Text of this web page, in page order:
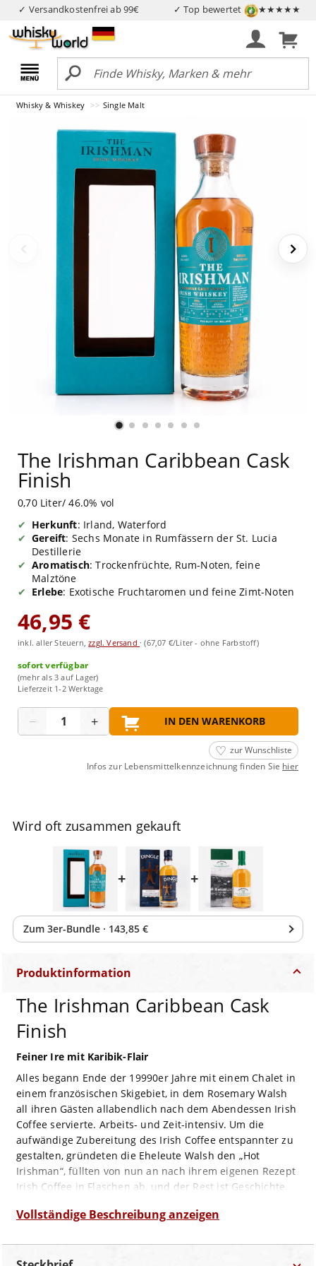
✓ Versandkostenfrei ab 99€ ✓ Top bewertet ★★★★★
Whisky & Whiskey Single Malt
The Irishman Caribbean Cask
Finish
0,70 Liter/ 46.0% vol
Herkunft: Irland, Waterford
Gereift: Sechs Monate in Rumfässern der St. Lucia
Destillerie
Aromatisch: Trockenfrüchte, Rum-Noten, feine
Malztöne
Erlebe: Exotische Fruchtaromen und feine Zimt-Noten
46,95 €
inkl. aller Steuern,zzgl. Versand ·(67,07 €/Liter - ohne Farbstoff)
sofort verfügbar
(mehr als 3 auf Lager)
Lieferzeit 1-2 Werktage
− + IN DEN WARENKORB
zur Wunschliste
Infos zur Lebensmittelkennzeichnung finden Sie hier
Wird oft zusammen gekauft
+ +
Zum 3er-Bundle · 143,85 €
Produktinformation
The Irishman Caribbean Cask
Finish
Feiner Ire mit Karibik-Flair
Alles begann Ende der 19990er Jahre mit einem Chalet in
einem französischen Skigebiet, in dem Rosemary Walsh
all ihren Gästen allabendlich nach dem Abendessen Irish
Coffee servierte. Arbeits- und Zeit-intensiv. Um die
aufwändige Zubereitung des Irish Coffee entspannter zu
gestalten, gründeten die Eheleute Walsh den „Hot
Irishman“, füllten von nun an nach ihrem eigenen Rezept
Irish Coffee in Flaschen ab, und der Rest ist Geschichte.
Cream“ aus reiner irischer Sahne und reinem irischen
Altersangabe sowie ein zwölfjährigen Irishman aus dem
Vollständige Beschreibung anzeigen